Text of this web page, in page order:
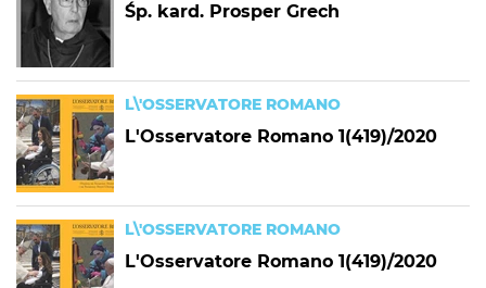
Śp. kard. Prosper Grech
L\'OSSERVATORE ROMANO
L'Osservatore Romano 1(419)/2020
L\'OSSERVATORE ROMANO
L'Osservatore Romano 1(419)/2020